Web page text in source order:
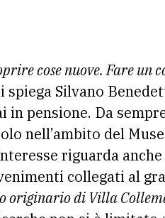
cose nuove. Fare un
spiega Silvano
pensione. Da
nell’ambito del
riguarda
collegati al
originario di Villa